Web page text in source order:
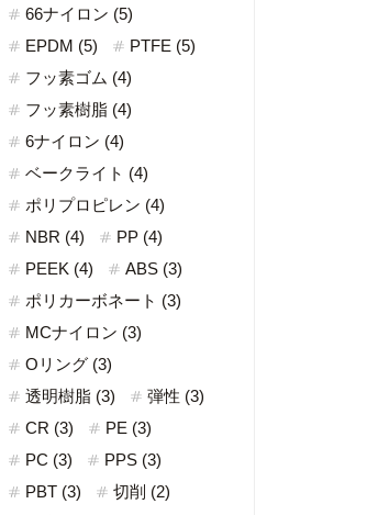
66ナイロン (5)
EPDM (5)
PTFE (5)
フッ素ゴム (4)
フッ素樹脂 (4)
6ナイロン (4)
ベークライト (4)
ポリプロピレン (4)
NBR (4)
PP (4)
PEEK (4)
ABS (3)
ポリカーボネート (3)
MCナイロン (3)
Oリング (3)
透明樹脂 (3)
弾性 (3)
CR (3)
PE (3)
PC (3)
PPS (3)
PBT (3)
切削 (2)